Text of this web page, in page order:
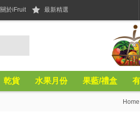
關於iFruit 最新精選
乾貨 水果月份 果藍/禮盒
Home